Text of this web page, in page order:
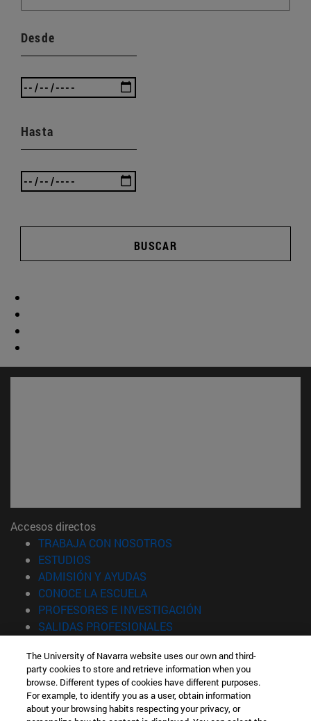
Desde
Hasta
BUSCAR
Accesos directos
TRABAJA CON NOSOTROS
ESTUDIOS
ADMISIÓN Y AYUDAS
CONOCE LA ESCUELA(abre en nueva ventana)
PROFESORES E INVESTIGACIÓN
SALIDAS PROFESIONALES
Información
TFNO +34 943 21 98 77
¿QUÉ GRADO TE INTERESA?
The University of Navarra website uses our own and third-
party cookies to store and retrieve information when you
browse. Different types of cookies have different purposes.
For example, to identify you as a user, obtain information
about your browsing habits respecting your privacy, or